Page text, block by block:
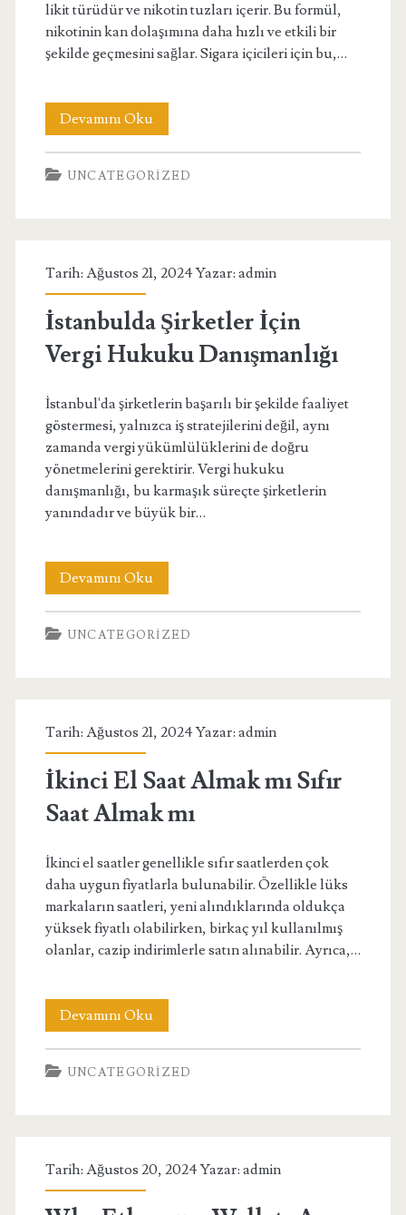
likit türüdür ve nikotin tuzları içerir. Bu formül,
nikotinin kan dolaşımına daha hızlı ve etkili bir
şekilde geçmesini sağlar. Sigara içicileri için bu,…
Devamını OkuSalt
Likit
ile
Mümkün
mü
UNCATEGORIZED
Tarih: Ağustos 21, 2024 Yazar: admin
İstanbulda Şirketler İçin
Vergi Hukuku Danışmanlığı
İstanbul'da şirketlerin başarılı bir şekilde faaliyet
göstermesi, yalnızca iş stratejilerini değil, aynı
zamanda vergi yükümlülüklerini de doğru
yönetmelerini gerektirir. Vergi hukuku
danışmanlığı, bu karmaşık süreçte şirketlerin
yanındadır ve büyük bir…
Devamını Okuİstanbulda
Şirketler
İçin
Danışmanlığı
UNCATEGORIZED
Tarih: Ağustos 21, 2024 Yazar: admin
İkinci El Saat Almak mı Sıfır
Saat Almak mı
İkinci el saatler genellikle sıfır saatlerden çok
daha uygun fiyatlarla bulunabilir. Özellikle lüks
markaların saatleri, yeni alındıklarında oldukça
yüksek fiyatlı olabilirken, birkaç yıl kullanılmış
olanlar, cazip indirimlerle satın alınabilir. Ayrıca,…
Devamını Okuİkinci
El
Saat
Sıfır
UNCATEGORIZED
Tarih: Ağustos 20, 2024 Yazar: admin